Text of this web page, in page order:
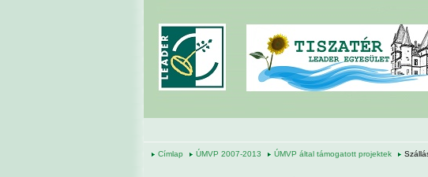
Címlap ÚMVP 2007-2013 ÚMVP által támogatott projektek